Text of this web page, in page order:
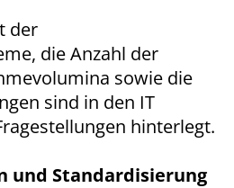
der
die Anzahl der
sowie die
sind in den IT
hinterlegt.
und Standardisierung
helfen uns zu verstehen, wie